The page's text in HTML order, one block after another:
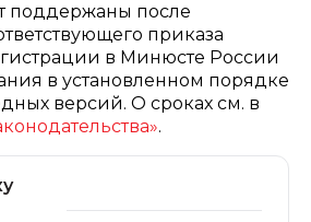
поддержаны после
приказа
в Минюсте России
в установленном порядке
версий. О сроках см. в
.